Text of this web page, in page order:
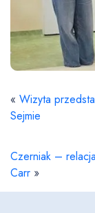
« Wizyta
Sejmie
Czerniak –
Carr »